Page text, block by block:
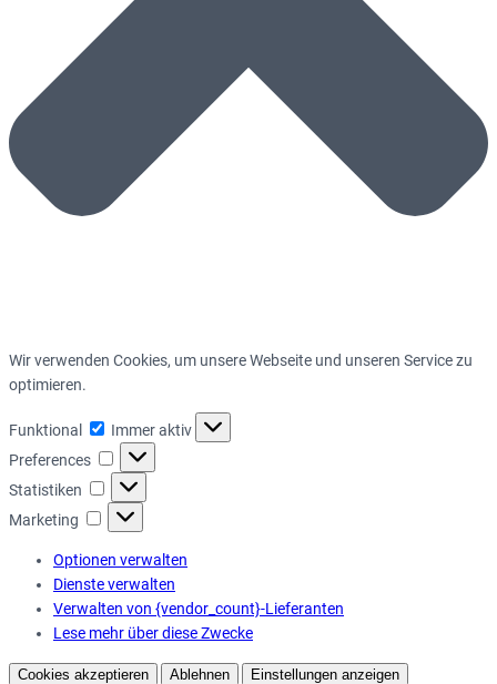
Wir verwenden Cookies, um unsere Webseite und unseren Service zu
optimieren.
Funktional Funktional
Immer aktiv
Preferences
Preferences
Statistiken Statistiken
Marketing Marketing
Optionen verwalten
Dienste verwalten
Verwalten von {vendor_count}-Lieferanten
Lese mehr über diese Zwecke
Cookies akzeptieren Ablehnen
Einstellungen anzeigen